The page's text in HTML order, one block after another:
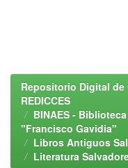
Repositorio Digital de
REDICCES
BINAES -
"Francisco Gavidia"
Libros Antiguos
Literatura